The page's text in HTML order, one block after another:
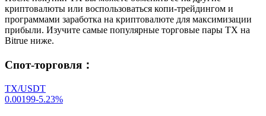
криптовалюты или воспользоваться копи-трейдингом и
программами заработка на криптовалюте для максимизации
прибыли. Изучите самые популярные торговые пары TX на
Bitrue ниже.
Спот-торговля ：
TX/USDT
0.00199-5.23%